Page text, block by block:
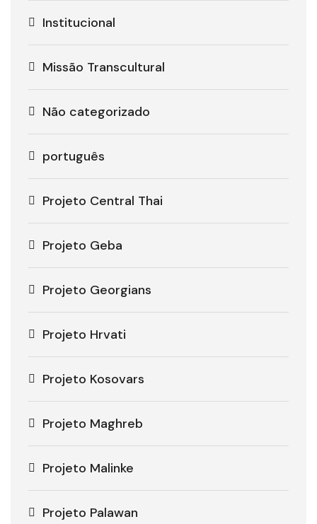
Institucional
Missão Transcultural
Não categorizado
português
Projeto Central Thai
Projeto Geba
Projeto Georgians
Projeto Hrvati
Projeto Kosovars
Projeto Maghreb
Projeto Malinke
Projeto Palawan